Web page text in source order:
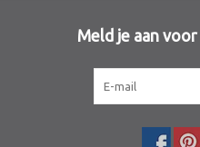
Meld je aan